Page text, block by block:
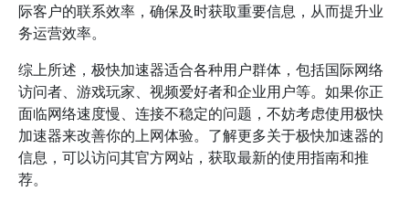
际客户的联系效率，确保及时获取重要信息，从而提升业
务运营效率。
综上所述，极快加速器适合各种用户群体，包括国际网络
访问者、游戏玩家、视频爱好者和企业用户等。如果你正
面临网络速度慢、连接不稳定的问题，不妨考虑使用极快
加速器来改善你的上网体验。了解更多关于极快加速器的
信息，可以访问其官方网站，获取最新的使用指南和推
荐。